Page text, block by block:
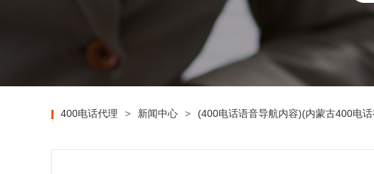
400电话代理 > 新闻中心 > (400电话语音导航内容)(内蒙古400电